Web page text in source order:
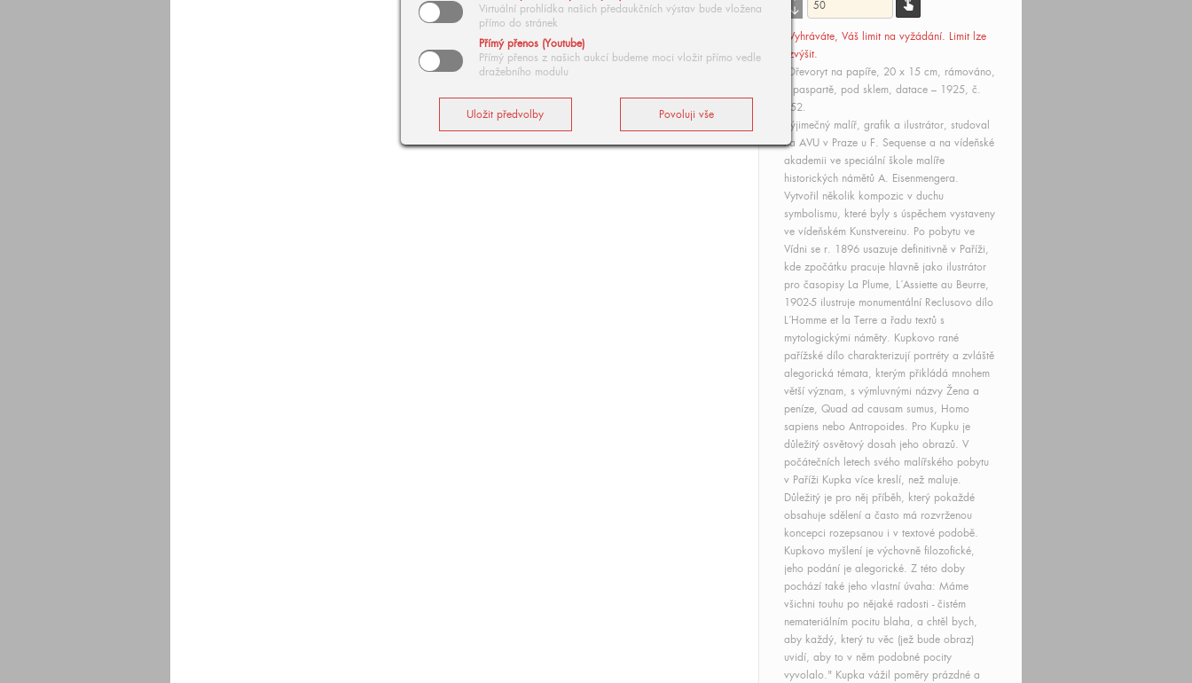
Virtuální prohlídka našich předaukčních výstav bude vložena
přímo do stránek
Přímý přenos (Youtube)
Přímý přenos z našich aukcí budeme moci vložit přímo vedle
dražebního modulu
arrow_downward
Vyhráváte, Váš limit na vyžádání. Limit lze
zvýšit.
"Dřevoryt na papíře, 20 x 15 cm, rámováno,
v paspartě, pod sklem, datace – 1925, č.
252.
Výjimečný malíř, grafik a ilustrátor, studoval
na AVU v Praze u F. Sequense a na vídeňské
akademii ve speciální škole malíře
historických námětů A. Eisenmengera.
Vytvořil několik kompozic v duchu
symbolismu, které byly s úspěchem vystaveny
ve vídeňském Kunstvereinu. Po pobytu ve
Vídni se r. 1896 usazuje definitivně v Paříži,
kde zpočátku pracuje hlavně jako ilustrátor
pro časopisy La Plume, L´Assiette au Beurre,
1902-5 ilustruje monumentální Reclusovo dílo
L´Homme et la Terre a řadu textů s
mytologickými náměty. Kupkovo rané
pařížské dílo charakterizují portréty a zvláště
alegorická témata, kterým přikládá mnohem
větší význam, s výmluvnými názvy Žena a
peníze, Quad ad causam sumus, Homo
sapiens nebo Antropoides. Pro Kupku je
důležitý osvětový dosah jeho obrazů. V
počátečních letech svého malířského pobytu
v Paříži Kupka více kreslí, než maluje.
Důležitý je pro něj příběh, který pokaždé
obsahuje sdělení a často má rozvrženou
koncepci rozepsanou i v textové podobě.
Kupkovo myšlení je výchovně filozofické,
jeho podání je alegorické. Z této doby
pochází také jeho vlastní úvaha: Máme
všichni touhu po nějaké radosti - čistém
nemateriálním pocitu blaha, a chtěl bych,
aby každý, který tu věc (jež bude obraz)
uvidí, aby to v něm podobné pocity
vyvolalo." Kupka vážil poměry prázdné a